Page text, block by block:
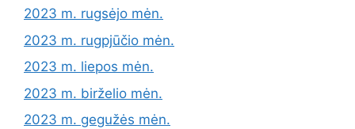
2023 m. rugsėjo mėn.
2023 m. rugpjūčio mėn.
2023 m. liepos mėn.
2023 m. birželio mėn.
2023 m. gegužės mėn.